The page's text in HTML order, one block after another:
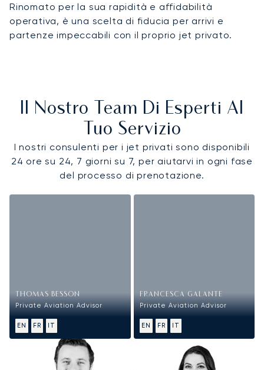
Rinomato per la sua rapidità e affidabilità
operativa, è una scelta di fiducia per arrivi e
partenze impeccabili con il proprio jet privato.
Il Nostro Team Di Esperti Al
Tuo Servizio
I nostri consulenti per i jet privati sono disponibili
24 ore su 24, 7 giorni su 7, per aiutarvi in ogni fase
del processo di prenotazione.
THOMAS BESSON
Private Aviation Advisor
EN FR IT
FRANCESCA GALANTE
Private Aviation Advisor
EN FR IT